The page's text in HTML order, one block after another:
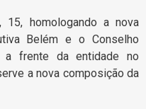
homologando a nova
Belém e o Conselho
a frente da entidade no
a nova composição da